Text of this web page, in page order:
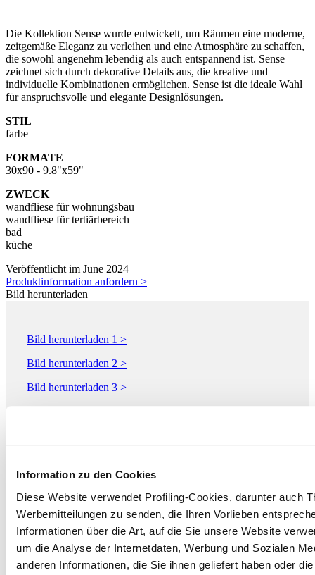
Information zu den Cookies
Diese Website verwendet Profiling-Cookies, darunter auch
Werbemitteilungen zu senden, die Ihren Vorlieben
Informationen über die Art, auf die Sie unsere Website
um die Analyse der Internetdaten, Werbung und Sozialen
anderen Informationen, die Sie ihnen geliefert haben oder
Die Kollektion Sense wurde entwickelt, um Räumen eine moderne,
zeitgemäße Eleganz zu verleihen und eine Atmosphäre zu schaffen,
die sowohl angenehm lebendig als auch entspannend ist. Sense
zeichnet sich durch dekorative Details aus, die kreative und
individuelle Kombinationen ermöglichen. Sense ist die ideale Wahl
für anspruchsvolle und elegante Designlösungen.
STIL
farbe
FORMATE
30x90 - 9.8"x59"
ZWECK
wandfliese für wohnungsbau
wandfliese für tertiärbereich
bad
küche
Veröffentlicht im June 2024
Produktinformation anfordern >
Bild herunterladen
Bild herunterladen 1 >
Bild herunterladen 2 >
Bild herunterladen 3 >
MO.DA & MUSIS - GRUPPO ARMONIE S.p.A.
Via Statale 467 136
Reggio Emilia
Tel. 0536 823149
Fax 0536 822930